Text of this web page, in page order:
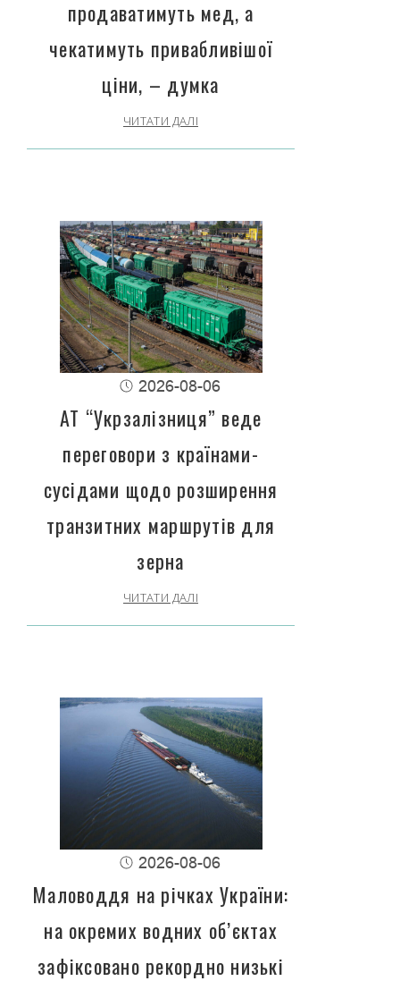
продаватимуть мед, а
чекатимуть привабливішої
ціни, – думка
ЧИТАТИ ДАЛІ
2026-08-06
АТ “Укрзалізниця” веде
переговори з країнами-
сусідами щодо розширення
транзитних маршрутів для
зерна
ЧИТАТИ ДАЛІ
2026-08-06
Маловоддя на річках України:
на окремих водних об’єктах
зафіксовано рекордно низькі